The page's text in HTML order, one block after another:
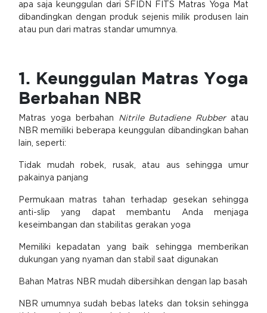
apa saja keunggulan dari SFIDN FITS Matras Yoga Mat
dibandingkan dengan produk sejenis milik produsen lain
atau pun dari matras standar umumnya.
1. Keunggulan Matras Yoga
Berbahan NBR
Matras yoga berbahan Nitrile Butadiene Rubberatau
NBR memiliki beberapa keunggulan dibandingkan bahan
lain, seperti:
Tidak mudah robek, rusak, atau aus sehingga umur
pakainya panjang
Permukaan matras tahan terhadap gesekan sehingga
anti-slip yang dapat membantu Anda menjaga
keseimbangan dan stabilitas gerakan yoga
Memiliki kepadatan yang baik sehingga memberikan
dukungan yang nyaman dan stabil saat digunakan
Bahan Matras NBR mudah dibersihkan dengan lap basah
NBR umumnya sudah bebas lateks dan toksin sehingga